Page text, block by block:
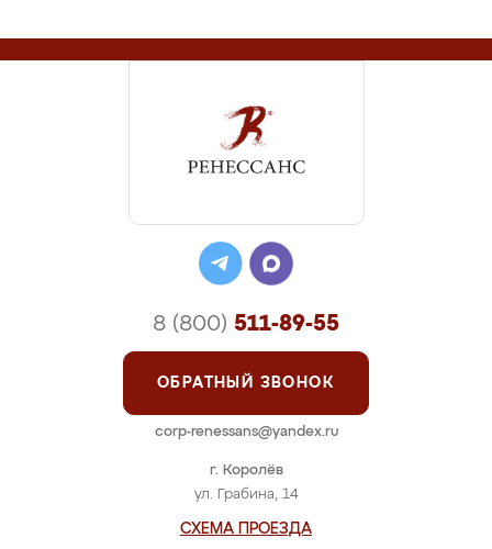
г. Королёв
ул. Грабина, 14
СХЕМА ПРОЕЗДА
8 (800) 511-89-55
ОБРАТНЫЙ ЗВОНОК
corp-renessans@yandex.ru